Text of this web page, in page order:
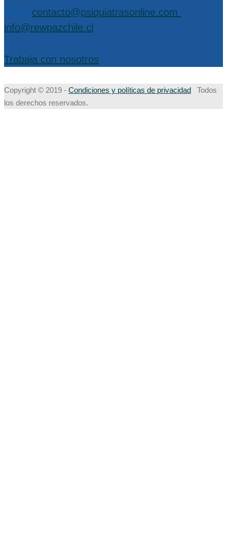
contacto@psiquiatrasonline.com
info@rewpazchile.cl
Trabaja con nosotros
Copyright © 2019 - Condiciones y políticas de privacidad Todos
los derechos reservados.